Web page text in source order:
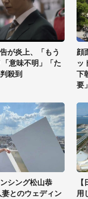
が炎上、「もう
意味不明」「た
殺到
顔
ッ
下
要
シング松山恭
とのウェディン
用